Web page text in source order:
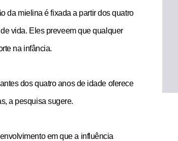
da mielina é fixada a partir dos quatro
vida. Eles preveem que qualquer
na infância.
dos quatro anos de idade oferece
a pesquisa sugere.
em que a influência